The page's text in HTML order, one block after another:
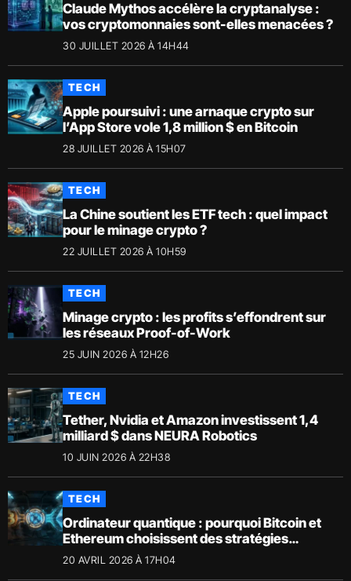
Claude Mythos accélère la cryptanalyse :
vos cryptomonnaies sont-elles menacées ?
30 JUILLET 2026 À 14H44
TECH
Apple poursuivi : une arnaque crypto sur
l’App Store vole 1,8 million $ en Bitcoin
28 JUILLET 2026 À 15H07
TECH
La Chine soutient les ETF tech : quel impact
pour le minage crypto ?
22 JUILLET 2026 À 10H59
TECH
Minage crypto : les profits s’effondrent sur
les réseaux Proof-of-Work
25 JUIN 2026 À 12H26
TECH
Tether, Nvidia et Amazon investissent 1,4
milliard $ dans NEURA Robotics
10 JUIN 2026 À 22H38
TECH
Ordinateur quantique : pourquoi Bitcoin et
Ethereum choisissent des stratégies
opposées
20 AVRIL 2026 À 17H04